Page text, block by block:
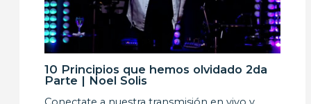
10 Principios que hemos olvidado 2da
Parte | Noel Solis